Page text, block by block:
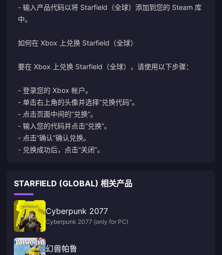
- 输入产品代码以将 Starfield（全球）添加到您的 Steam 库
中。
如何在 Xbox 上兑换 Starfield（全球）
要在 Xbox 上兑换 Starfield（全球），请使用以下步骤：
- 登录您的 Xbox 帐户。
- 单击右上角的头像并选择“兑换代码”。
- 点击页面中间的“兑换”。
- 输入您的代码并点击“兑换”。
- 点击“确认”确认兑换。
- 兑换成功后，点击“关闭”。
STARFIELD (GLOBAL) 相关产品
Cyberpunk 2077
Cyberpunk 2077 (only for PC)
幻兽帕鲁